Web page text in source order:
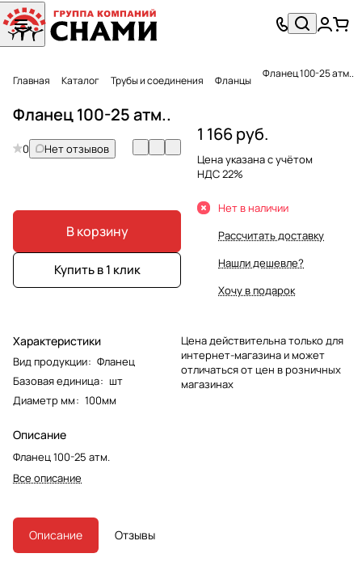
Главная Каталог Трубы и соединения Фланцы Фланец 100-25 атм..
Фланец 100-25 атм..
0 Нет отзывов
В корзину
Купить в 1 клик
Характеристики
Вид продукции: Фланец
Базовая единица: шт
Диаметр мм: 100мм
Описание
Фланец 100-25 атм.
Все описание
1 166 руб.
Цена указана с учётом
НДС 22%
Нет в наличии
Рассчитать доставку
Нашли дешевле?
Хочу в подарок
Цена действительна только для
интернет-магазина и может
отличаться от цен в розничных
магазинах
Описание Отзывы